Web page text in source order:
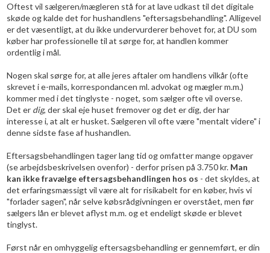
Oftest vil sælgeren/mægleren stå for at lave udkast til det digitale
skøde og kalde det for hushandlens "eftersagsbehandling". Alligevel
er det væsentligt, at du ikke undervurderer behovet for, at DU som
køber har professionelle til at sørge for, at handlen kommer
ordentlig i mål.
Nogen skal sørge for, at alle jeres aftaler om handlens vilkår (ofte
skrevet i e-mails, korrespondancen ml. advokat og mægler m.m.)
kommer med i det tinglyste - noget, som sælger ofte vil overse.
Det er dig, der skal eje huset fremover og det er dig, der har
interesse i, at alt er husket. Sælgeren vil ofte være "mentalt videre" i
denne sidste fase af hushandlen.
Eftersagsbehandlingen tager lang tid og omfatter mange opgaver
(se arbejdsbeskrivelsen ovenfor) - derfor prisen på 3.750 kr. Man
kan ikke fravælge eftersagsbehandlingen hos os - det skyldes, at
det erfaringsmæssigt vil være alt for risikabelt for en køber, hvis vi
"forlader sagen", når selve købsrådgivningen er overstået, men før
sælgers lån er blevet aflyst m.m. og et endeligt skøde er blevet
tinglyst.
Først når en omhyggelig eftersagsbehandling er gennemført, er din